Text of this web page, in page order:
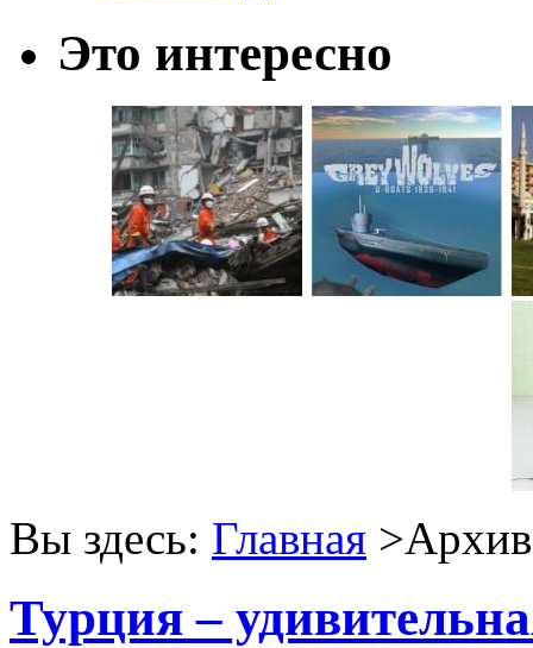
Это интересно
Вы здесь: Главная >Архив
Турция –